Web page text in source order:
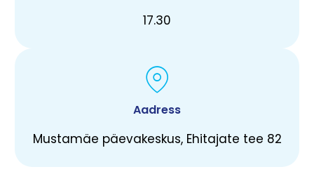
17.30
Aadress
Mustamäe päevakeskus, Ehitajate tee 82